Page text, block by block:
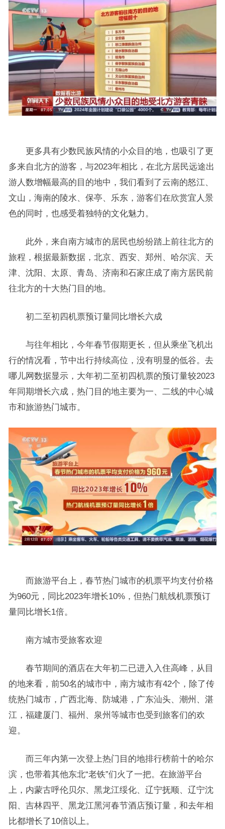
更多具有少数民族风情的小众目的地，也吸引了更
多来自北方的游客，与2023年相比，在北方居民远途出
游人数增幅最高的目的地中，我们看到了云南的怒江、
文山，海南的陵水、保亭、乐东，游客们在欣赏宜人景
色的同时，也感受着独特的文化魅力。
此外，来自南方城市的居民也纷纷踏上前往北方的
旅程，根据最新数据，北京、西安、郑州、哈尔滨、天
津、沈阳、太原、青岛、济南和石家庄成了南方居民前
往北方的十大热门目的地。
初二至初四机票预订量同比增长六成
与往年相比，今年春节假期更长，但从乘坐飞机出
行的情况看，节中出行持续高位，没有明显的低谷。去
哪儿网数据显示，大年初二至初四机票的预订量较2023
年同期增长六成，热门目的地主要为一、二线的中心城
市和旅游热门城市。
而旅游平台上，春节热门城市的机票平均支付价格
为960元，同比2023年增长10%，但热门航线机票预订
量同比增长1倍。
南方城市受旅客欢迎
春节期间的酒店在大年初二已进入入住高峰，从目
的地来看，前50名的城市中，南方城市有42个，除了传
统热门城市，广西北海、防城港，广东汕头、潮州、湛
江，福建厦门、福州、泉州等城市也受到旅客们的欢
迎。
而三年内第一次登上热门目的地排行榜前十的哈尔
滨，也带着其他东北“老铁”们火了一把。在旅游平台
上，内蒙古呼伦贝尔、黑龙江绥化、辽宁抚顺、辽宁沈
阳、吉林四平、黑龙江黑河春节酒店预订量，和去年相
比都增长了10倍以上。